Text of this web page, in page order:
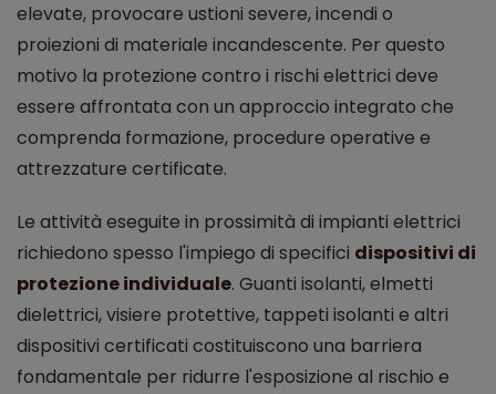
elevate, provocare ustioni severe, incendi o
proiezioni di materiale incandescente. Per questo
motivo la protezione contro i rischi elettrici deve
essere affrontata con un approccio integrato che
comprenda formazione, procedure operative e
attrezzature certificate.
Le attività eseguite in prossimità di impianti elettrici
richiedono spesso l'impiego di specifici dispositivi di
protezione individuale. Guanti isolanti, elmetti
dielettrici, visiere protettive, tappeti isolanti e altri
dispositivi certificati costituiscono una barriera
fondamentale per ridurre l'esposizione al rischio e